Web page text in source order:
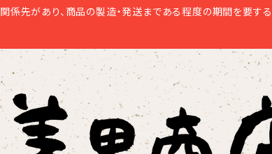
先があり、商品の製造・発送まである程度の期間を要する